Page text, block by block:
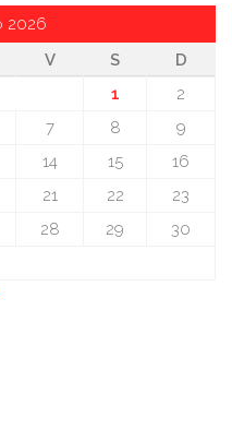
2026
V S
D
1
2
7 8
9
14 15
16
21 22
23
28 29
30